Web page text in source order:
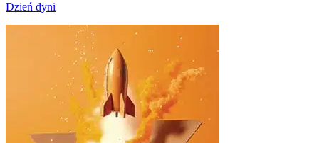
Dzień dyni